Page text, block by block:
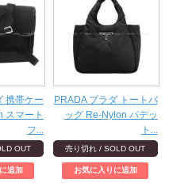
携帯ケー
スマート
フ...
OUT
PRADA プラダ トートバ
ッグ Re-Nylon パデッ
ト...
売り切れ / SOLD OUT